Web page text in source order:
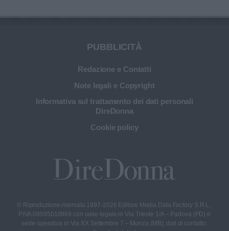
PUBBLICITÀ
Redazione e Contatti
Note legali e Copyright
Informativa sul trattamento dei dati personali
DireDonna
Cookie policy
© Riproduzione riservata 1997-2026 Editore Media Data Factory S.R.L.,
P.IVA 09595010969 con sede legale in Via Trieste 1/A – Padova (PD) e
sede operativa in Via XX Settembre 7 – Monza (MB); dati di contatto: